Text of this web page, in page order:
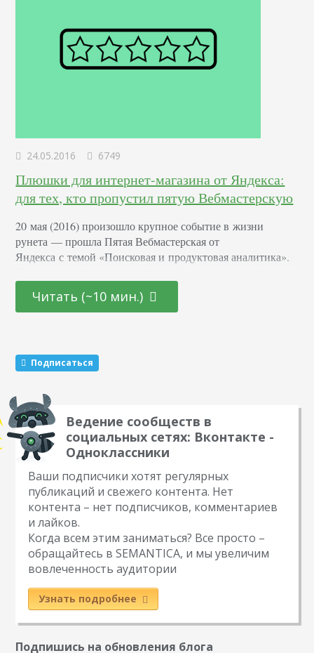
24.05.2016 6749
Плюшки для интернет-магазина от Яндекса:
для тех, кто пропустил пятую Вебмастерскую
20 мая (2016) произошло крупное событие в жизни
рунета — прошла Пятая Вебмастерская от
Яндекса с темой «Поисковая и продуктовая аналитика».
выбрать себе тему по душе. Одним из самых громких
анонсов Яндекса стало приглашение на тестирование
Першина. Итак, 20 мая было представлено новое
Читать (~10 мин.)
Подписаться
Ведение сообществ в
социальных сетях: Вконтакте -
Одноклассники
Ваши подписчики хотят регулярных
публикаций и свежего контента. Нет
контента – нет подписчиков, комментариев
и лайков.
Когда всем этим заниматься? Все просто –
обращайтесь в SEMANTICA, и мы увеличим
вовлеченность аудитории
Узнать подробнее
Подпишись на обновления блога